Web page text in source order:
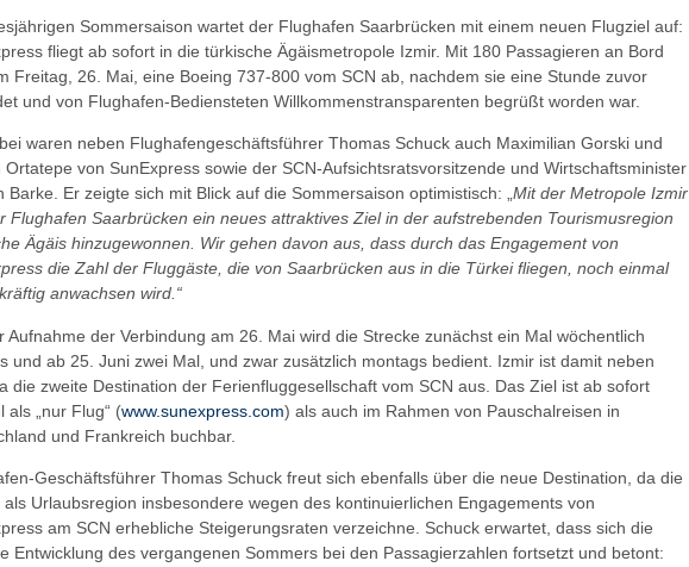
Sommersaison wartet der Flughafen Saarbrücken mit einem neuen Flugziel auf:
fliegt ab sofort in die türkische Ägäismetropole Izmir. Mit 180 Passagieren an Bord
Freitag, 26. Mai, eine Boeing 737-800 vom SCN ab, nachdem sie eine Stunde zuvor
und von Flughafen-Bediensteten Willkommenstransparenten begrüßt worden war.
waren neben Flughafengeschäftsführer Thomas Schuck auch Maximilian Gorski und
Ortatepe von SunExpress sowie der SCN-Aufsichtsratsvorsitzende und Wirtschaftsminister
Barke. Er zeigte sich mit Blick auf die Sommersaison optimistisch: „ Mit der Metropole Izmir
Flughafen Saarbrücken ein neues attraktives Ziel in der aufstrebenden Tourismusregion
Ägäis hinzugewonnen. Wir gehen davon aus, dass durch das Engagement von
die Zahl der Fluggäste, die von Saarbrücken aus in die Türkei fliegen, noch einmal
anwachsen wird.“
Aufnahme der Verbindung am 26. Mai wird die Strecke zunächst ein Mal wöchentlich
und ab 25. Juni zwei Mal, und zwar zusätzlich montags bedient. Izmir ist damit neben
die zweite Destination der Ferienfluggesellschaft vom SCN aus. Das Ziel ist ab sofort
als „nur Flug“ (www.sunexpress.com) als auch im Rahmen von Pauschalreisen in
und Frankreich buchbar.
Geschäftsführer Thomas Schuck freut sich ebenfalls über die neue Destination, da die
als Urlaubsregion insbesondere wegen des kontinuierlichen Engagements von
am SCN erhebliche Steigerungsraten verzeichne. Schuck erwartet, dass sich die
Entwicklung des vergangenen Sommers bei den Passagierzahlen fortsetzt und betont: